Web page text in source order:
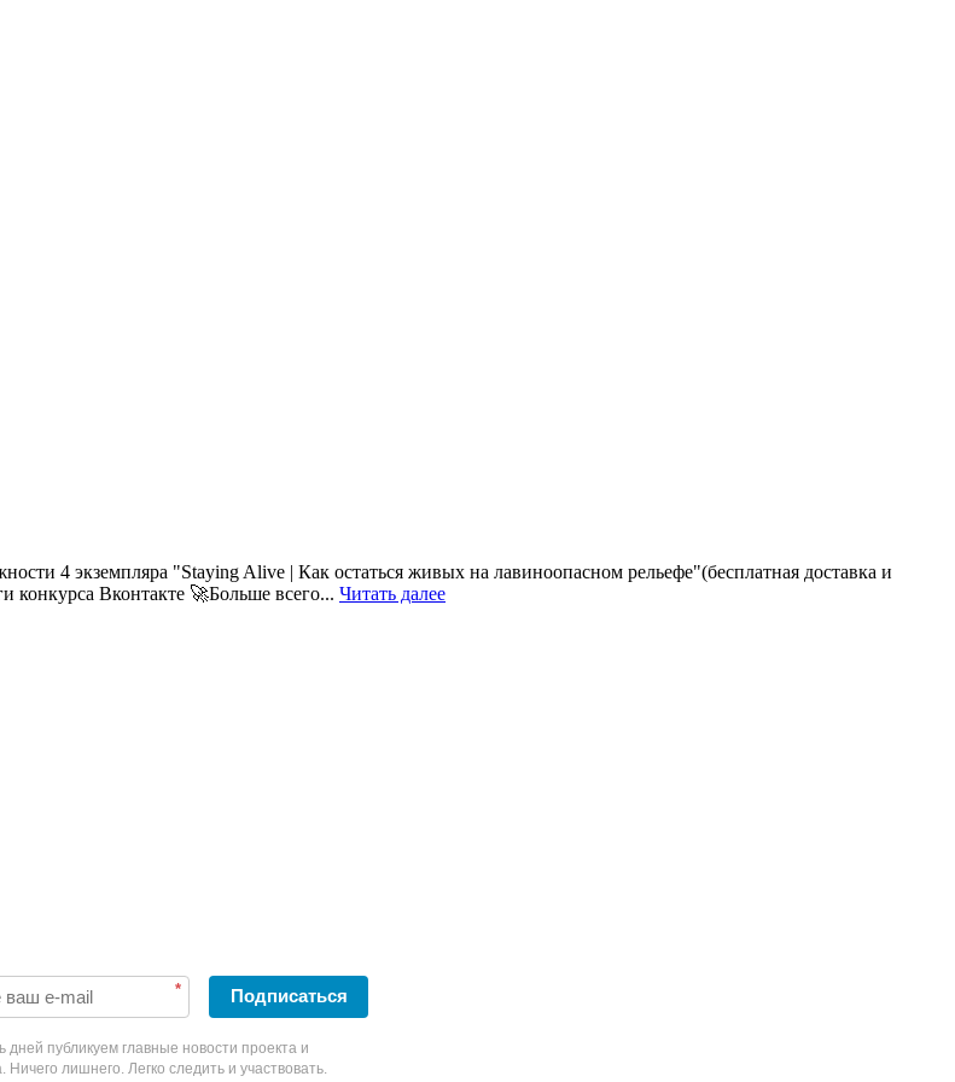
4 экземпляра "Staying Alive | Как остаться живых на лавиноопасном рельефе"(бесплатная доставка и
конкурса Вконтакте 🚀Больше всего... Читать далее
* Подписаться
дней публикуем главные новости проекта и
Ничего лишнего. Легко следить и участвовать.